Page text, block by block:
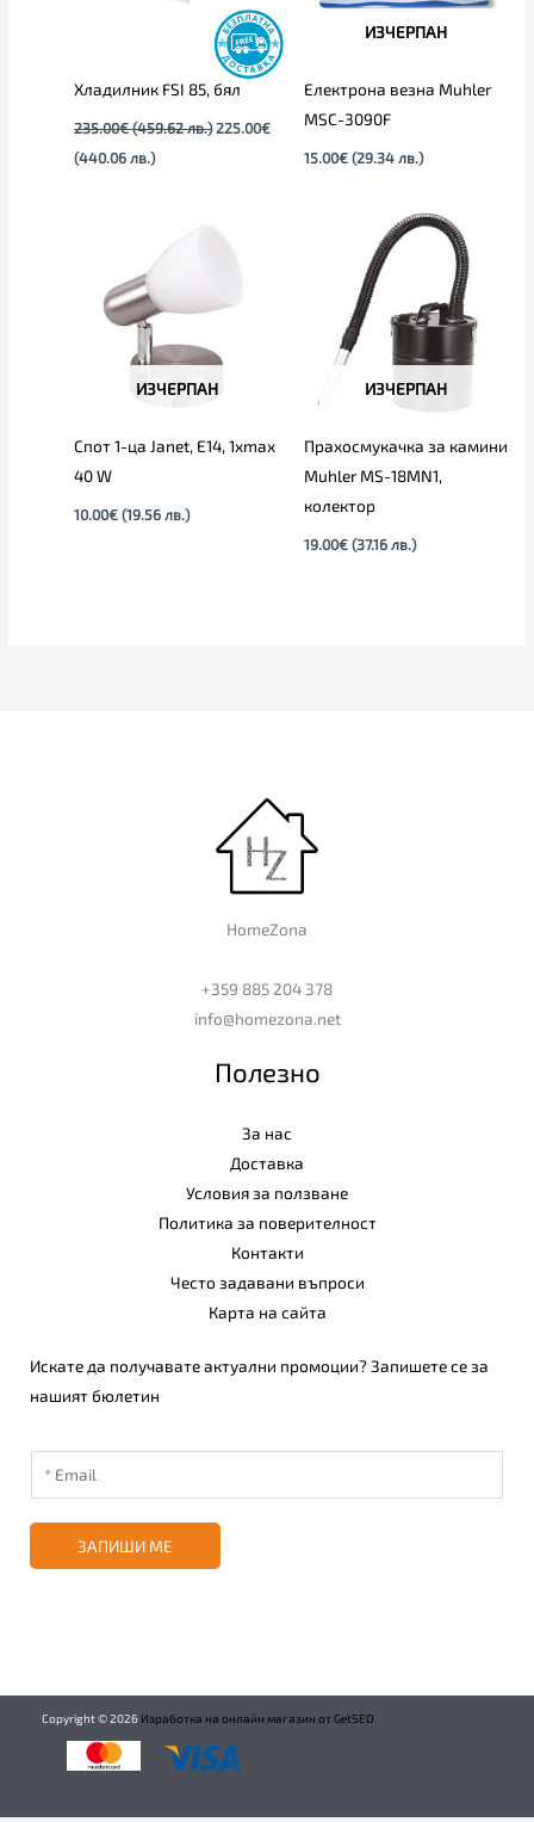
Хладилник FSI 85, бял
235.00€ (459.62 лв.) 225.00€
(440.06 лв.)
ИЗЧЕРПАН
Електрона везна Muhler
MSC-3090F
15.00€ (29.34 лв.)
ИЗЧЕРПАН
Спот 1-ца Janet, E14, 1xmax
40 W
10.00€ (19.56 лв.)
ИЗЧЕРПАН
Прахосмукачка за камини
Muhler MS-18MN1,
колектор
19.00€ (37.16 лв.)
HomeZona
+359 885 204 378
info@homezona.net
Полезно
За нас
Доставка
Условия за ползване
Политика за поверителност
Контакти
Често задавани въпроси
Карта на сайта
Искате да получавате актуални промоции? Запишете се за
нашият бюлетин
ЗАПИШИ МЕ
Copyright ©2026 Изработка на онлайн магазин от GetSEO